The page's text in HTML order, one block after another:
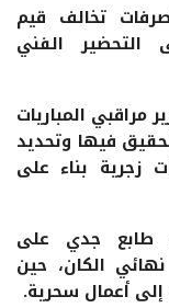
تخالف قيم
التحضير الفني
مراقبي المباريات
فيها وتحديد
زجرية بناء على
طابع جدي على
الكان، حين
أعمال سحرية.